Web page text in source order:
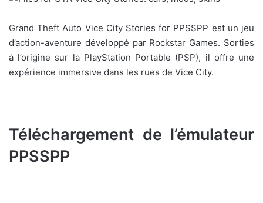
Grand Theft Auto Vice City Stories for PPSSPP est un jeu
d’action-aventure développé par Rockstar Games. Sorties
à l’origine sur la PlayStation Portable (PSP), il offre une
expérience immersive dans les rues de Vice City.
Téléchargement de l’émulateur
PPSSPP